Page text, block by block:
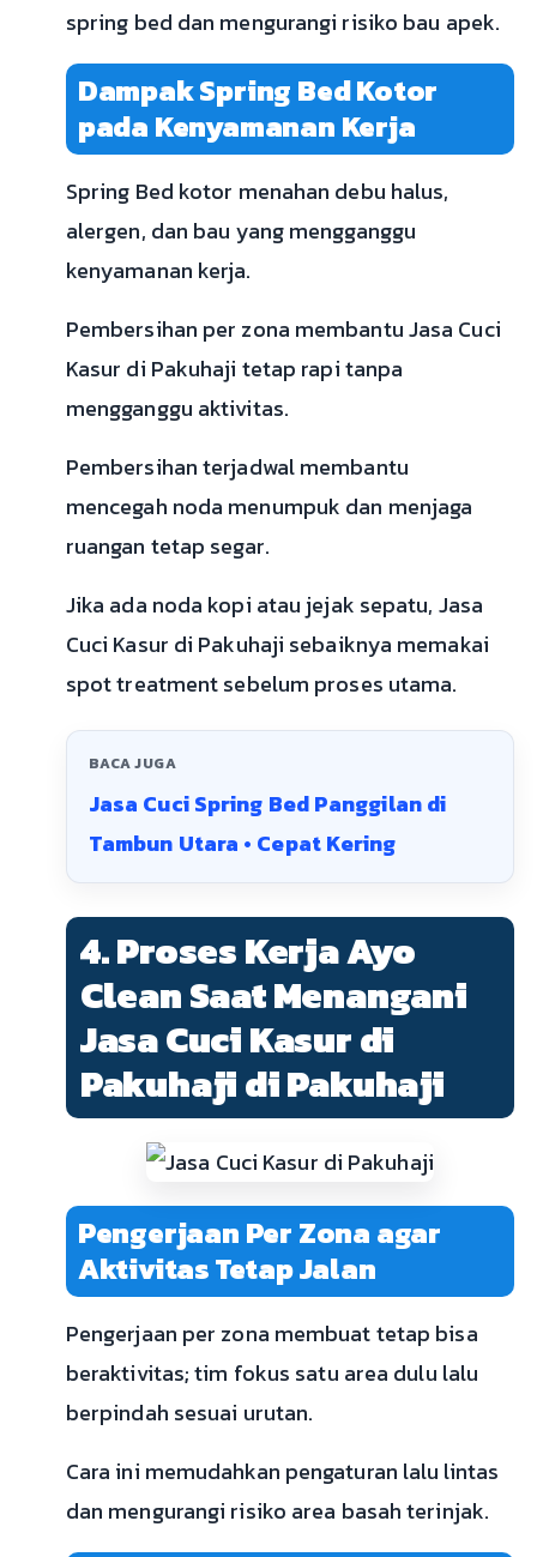
spring bed dan mengurangi risiko bau apek.
Dampak Spring Bed Kotor
pada Kenyamanan Kerja
Spring Bed kotor menahan debu halus,
alergen, dan bau yang mengganggu
kenyamanan kerja.
Pembersihan per zona membantu Jasa Cuci
Kasur di Pakuhaji tetap rapi tanpa
mengganggu aktivitas.
Pembersihan terjadwal membantu
mencegah noda menumpuk dan menjaga
ruangan tetap segar.
Jika ada noda kopi atau jejak sepatu, Jasa
Cuci Kasur di Pakuhaji sebaiknya memakai
spot treatment sebelum proses utama.
BACA JUGA
Jasa Cuci Spring Bed Panggilan di
Tambun Utara • Cepat Kering
4. Proses Kerja Ayo
Clean Saat Menangani
Jasa Cuci Kasur di
Pakuhaji di Pakuhaji
Pengerjaan Per Zona agar
Aktivitas Tetap Jalan
Pengerjaan per zona membuat tetap bisa
beraktivitas; tim fokus satu area dulu lalu
berpindah sesuai urutan.
Cara ini memudahkan pengaturan lalu lintas
dan mengurangi risiko area basah terinjak.